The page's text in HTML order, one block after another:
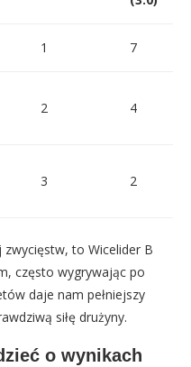
1 7
2 4
3 2
zwycięstw, to Wicelider B
często wygrywając po
daje nam pełniejszy
siłę drużyny.
o wynikach